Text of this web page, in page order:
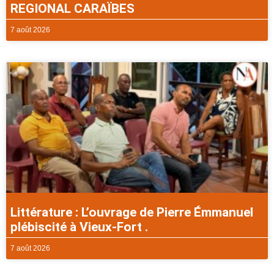
REGIONAL CARAÏBES
7 août 2026
Littérature : L’ouvrage de Pierre Émmanuel
plébiscité à Vieux-Fort .
7 août 2026